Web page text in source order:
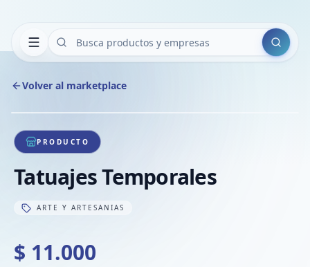
Buscar
Volver al marketplace
1/1
PRODUCTO
Tatuajes Temporales
ARTE Y ARTESANIAS
$ 11.000